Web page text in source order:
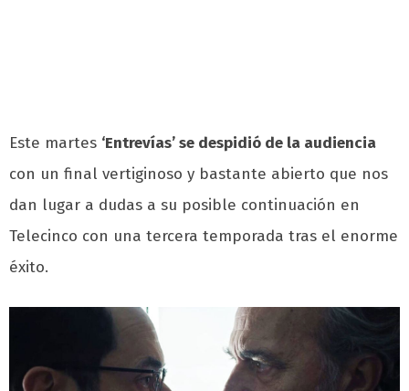
Este martes ‘Entrevías’ se despidió de la audiencia
con un final vertiginoso y bastante abierto que nos
dan lugar a dudas a su posible continuación en
Telecinco con una tercera temporada tras el enorme
éxito.